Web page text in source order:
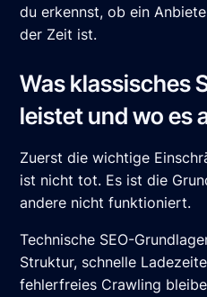
du erkennst, ob ein
der Zeit ist.
Was klassisches
leistet und wo es
Zuerst die wichtige
ist nicht tot. Es ist die
andere nicht funktioniert.
Technische SEO-
Struktur, schnelle
fehlerfreies Crawling